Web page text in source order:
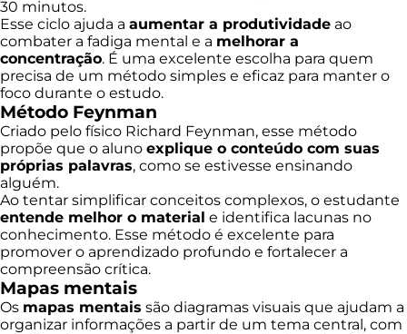
30 minutos.
Esse ciclo ajuda a aumentar a produtividade ao
combater a fadiga mental e a melhorar a
concentração. É uma excelente escolha para quem
precisa de um método simples e eficaz para manter o
foco durante o estudo.
Método Feynman
Criado pelo físico Richard Feynman, esse método
propõe que o aluno explique o conteúdo com suas
próprias palavras, como se estivesse ensinando
alguém.
Ao tentar simplificar conceitos complexos, o estudante
entende melhor o material e identifica lacunas no
conhecimento. Esse método é excelente para
promover o aprendizado profundo e fortalecer a
compreensão crítica.
Mapas mentais
Os mapas mentais são diagramas visuais que ajudam a
organizar informações a partir de um tema central, com